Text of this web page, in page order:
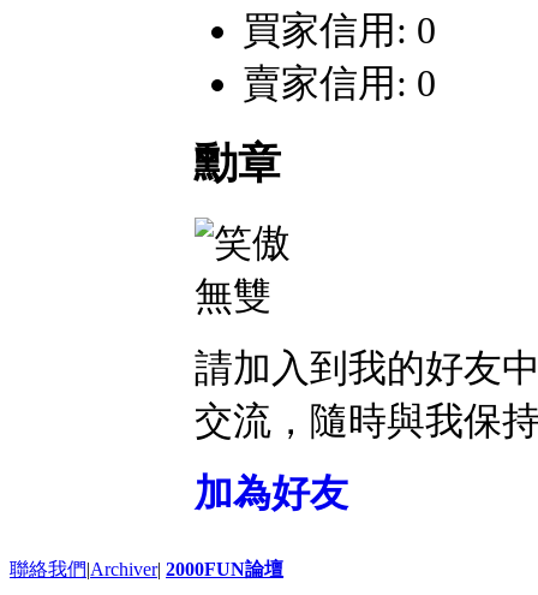
買家信用: 0
賣家信用: 0
勳章
請加入到我的好友
交流，隨時與我保
加為好友
聯絡我們|Archiver| 2000FUN論壇